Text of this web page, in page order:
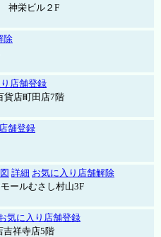
神栄ビル２F
除
店舗登録
貨店町田店7階
舗登録
詳細 お気に入り店舗解除
ールむさし村山3F
気に入り店舗登録
吉祥寺店5階